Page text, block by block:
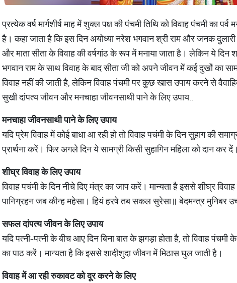
प्रत्येक वर्ष मार्गशीर्ष माह में शुक्ल पक्ष की पंचमी तिथि को विवाह पंचमी का
है। कहा जाता है कि इस दिन अयोध्या नरेश भगवान श्री राम और जनक दुलारी
और माता सीता के विवाह की वर्षगांठ के रूप में मनाया जाता है। लेकिन ये दिन
भगवान राम के साथ विवाह के बाद सीता जी को अपने जीवन में कई दुखों का
विवाह नहीं की जाती है, लेकिन विवाह पंचमी पर कुछ खास उपाय करने से
सुखी दांपत्य जीवन और मनचाहा जीवनसाथी पाने के लिए उपाय..
मनचाहा जीवनसाथी पाने के लिए उपाय
यदि प्रेम विवाह में कोई बाधा आ रही हो तो विवाह पचंमी के दिन सुहाग की
प्रार्थना करें। फिर अगले दिन ये सामग्री किसी सुहागिन महिला को दान कर
शीघ्र विवाह के लिए उपाय
विवाह पचंमी के दिन नीचे दिए मंत्र का जाप करें। मान्यता है इससे शीघ्र
पानिग्रहन जब कीन्ह महेसा। हियं हरषे तब सकल सुरेसा॥ बेदमन्त्र
सफल दांपत्य जीवन के लिए उपाय
यदि पत्नी-पत्नी के बीच आए दिन बिना बात के झगड़ा होता है, तो विवाह पंचमी
का पाठ करें। मान्यता है कि इससे शादीशुदा जीवन में मिठास घुल जाती है।
विवाह में आ रही रुकावट को दूर करने के लिए